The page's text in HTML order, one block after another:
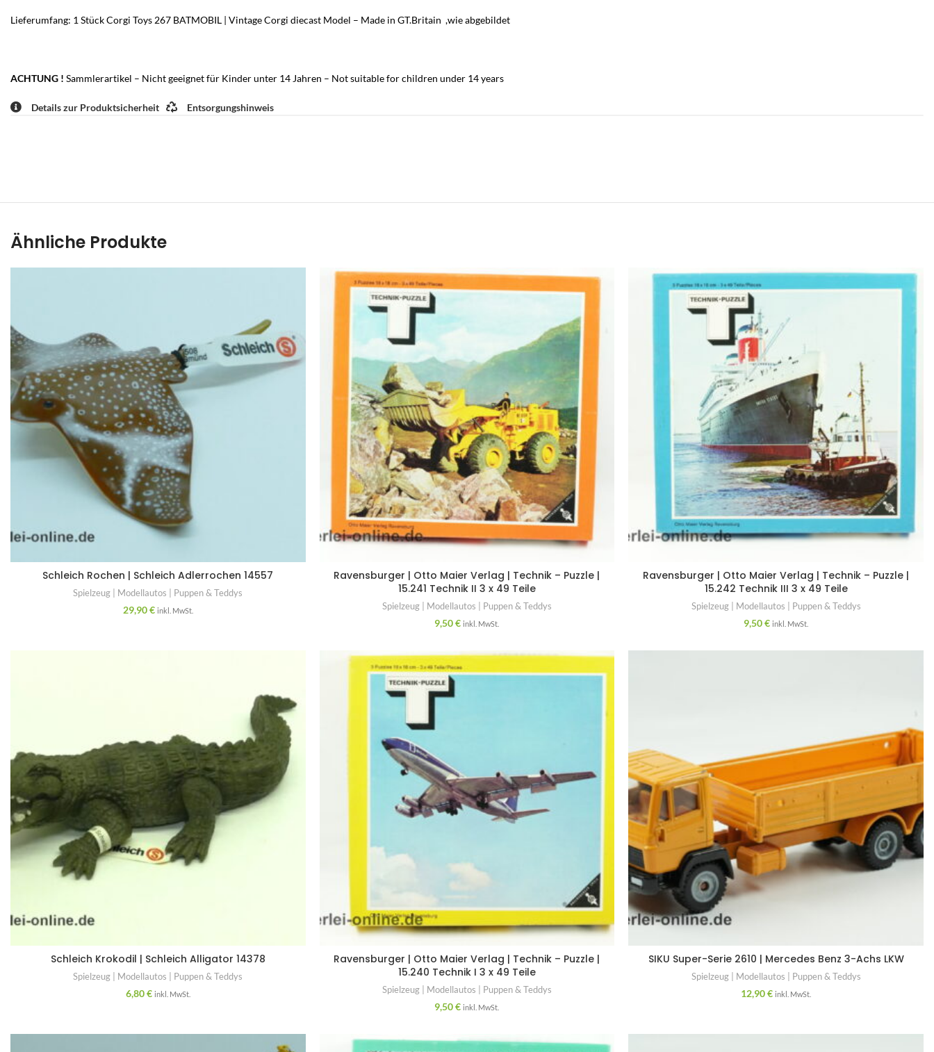
Lieferumfang: 1 Stück Corgi Toys 267 BATMOBIL | Vintage Corgi diecast Model – Made in GT.Britain ,wie abgebildet
ACHTUNG ! Sammlerartikel – Nicht geeignet für Kinder unter 14 Jahren – Not suitable for children under 14 years
Details zur Produktsicherheit Entsorgungshinweis
Ähnliche Produkte
Schleich Rochen | Schleich Adlerrochen 14557
Spielzeug | Modellautos | Puppen & Teddys
29,90€ inkl. MwSt.
Ravensburger | Otto Maier Verlag | Technik – Puzzle |
15.241 Technik II 3 x 49 Teile
Spielzeug | Modellautos | Puppen & Teddys
9,50€ inkl. MwSt.
Ravensburger | Otto Maier Verlag | Technik – Puzzle |
15.242 Technik III 3 x 49 Teile
Spielzeug | Modellautos | Puppen & Teddys
9,50€ inkl. MwSt.
Schleich Krokodil | Schleich Alligator 14378
Spielzeug | Modellautos | Puppen & Teddys
6,80€ inkl. MwSt.
Ravensburger | Otto Maier Verlag | Technik – Puzzle |
15.240 Technik I 3 x 49 Teile
Spielzeug | Modellautos | Puppen & Teddys
9,50€ inkl. MwSt.
SIKU Super-Serie 2610 | Mercedes Benz 3-Achs LKW
Spielzeug | Modellautos | Puppen & Teddys
12,90€ inkl. MwSt.